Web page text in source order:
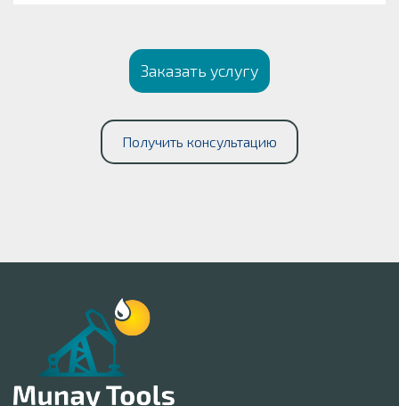
Заказать услугу
Получить консультацию